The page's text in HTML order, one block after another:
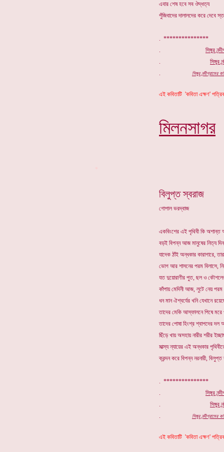
এবার শেষ হবে সব ঔদ্ধত্য
পুঁজিবাদের দালালদের করে দেবে
. ***************
. সিঙ্গুর
. সিঙ্গুর
.
সিঙ্গুর
এই কবিতাটি 'কবিতা এক্ষণ'
মিলনসাগর
বিলুপ্ত স্বরাজ
গোপাল ভরদ্বাজ
একবিংশের এই পৃথিবী কি
বড়ই বিপন্ন আজ মানুষের নিত্য
যাদেক ঠাঁই অন্ধকার কারাগারে,
ভোগ আর শাসনের পরম বিলাসে,
যত দুয়োরাণীর পুত, ছল ও
কাঁপায় মেদিনী আজ, লুটে নেয় পরম
ধন মান ঐশ্বর্যের খনি যেখানে
তাদের মেকি আস্ফালনে পিষে মরে
তাদের পোষা হিংশ্র শ্বাপদের দল
ছিঁড়ে খায় অসহায় নারীর শরীর
মাত্স্য ন্যায়ের এই অন্ধকার
ক্রন্দন করে বিপন্ন নরনারী,
. ***************
. সিঙ্গুর
. সিঙ্গুর
.
সিঙ্গুর
এই কবিতাটি 'কবিতা এক্ষণ'